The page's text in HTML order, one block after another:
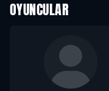
OYUNCULAR